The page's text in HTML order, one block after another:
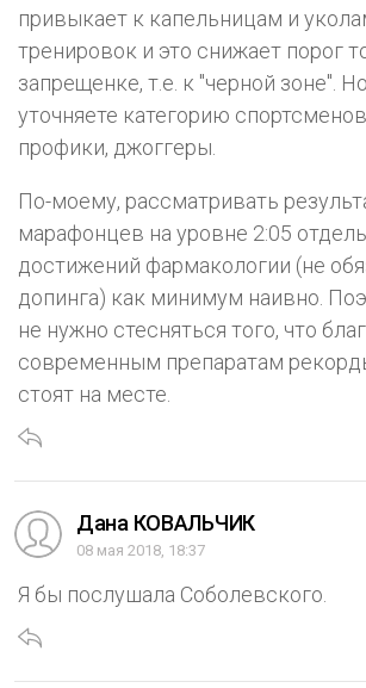
привыкает к капельницам и
тренировок и это снижает порог
запрещенке, т.е. к "черной зоне".
уточняете категорию
профики, джоггеры.
По-моему, рассматривать
марафонцев на уровне 2:05
достижений фармакологии (не
допинга) как минимум наивно.
не нужно стесняться того, что
современным препаратам
стоят на месте.
Дана КОВАЛЬЧИК
08 мая 2018, 18:37
Я бы послушала Соболевского.